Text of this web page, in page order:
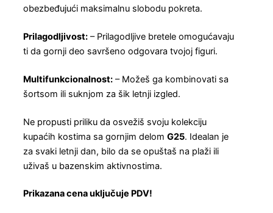
obezbeđujući maksimalnu slobodu pokreta.
Prilagodljivost: – Prilagodljive bretele omogućavaju
ti da gornji deo savršeno odgovara tvojoj figuri.
Multifunkcionalnost: – Možeš ga kombinovati sa
šortsom ili suknjom za šik letnji izgled.
Ne propusti priliku da osvežiš svoju kolekciju
kupaćih kostima sa gornjim delom G25. Idealan je
za svaki letnji dan, bilo da se opuštaš na plaži ili
uživaš u bazenskim aktivnostima.
Prikazana cena uključuje PDV!